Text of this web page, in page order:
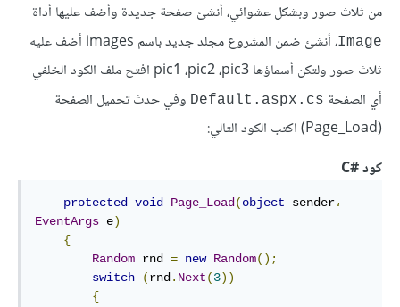
من ثلاث صور وبشكل عشوائي، أنشئ صفحة جديدة وأضف عليها أداة
Image
، أنشئ ضمن المشروع مجلد جديد باسم images أضف عليه
ثلاث صور ولتكن أسماؤها pic1 ،pic2 ،pic3 افتح ملف الكود الخلفي
أي الصفحة Default.aspx.cs وفي حدث تحميل الصفحة
(Page_Load) اكتب الكود التالي:
كود#
C
protected void Page_Load (object sender،
EventArgs e)
{
Random rnd = new Random();
switch
(rnd . Next(3))
{